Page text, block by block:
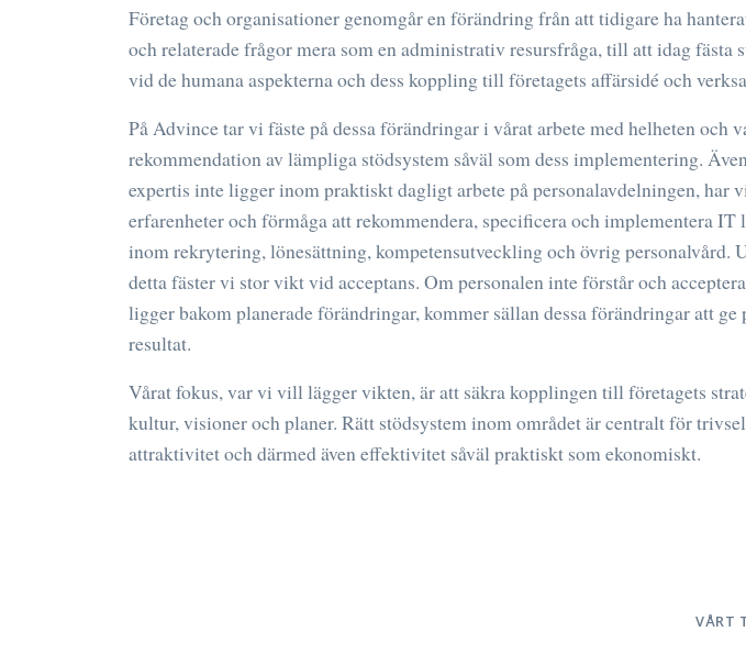
Företag och organisationer genomgår en förändring från att tidigare ha
och relaterade frågor mera som en administrativ resursfråga, till att idag fästa
vid de humana aspekterna och dess koppling till företagets affärsidé och
På Advince tar vi fäste på dessa förändringar i vårat arbete med helheten och
rekommendation av lämpliga stödsystem såväl som dess implementering.
expertis inte ligger inom praktiskt dagligt arbete på personalavdelningen, har
erfarenheter och förmåga att rekommendera, specificera och implementera IT
inom rekrytering, lönesättning, kompetensutveckling och övrig personalvård.
detta fäster vi stor vikt vid acceptans. Om personalen inte förstår och
ligger bakom planerade förändringar, kommer sällan dessa förändringar att ge
resultat.
Vårat fokus, var vi vill lägger vikten, är att säkra kopplingen till företagets
kultur, visioner och planer. Rätt stödsystem inom området är centralt för
attraktivitet och därmed även effektivitet såväl praktiskt som ekonomiskt.
VÅRT